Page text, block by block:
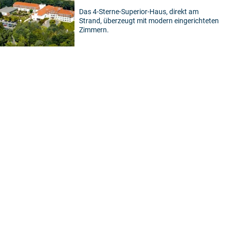
Das 4-Sterne-Superior-Haus, direkt am
Strand, überzeugt mit modern eingerichteten
Zimmern.